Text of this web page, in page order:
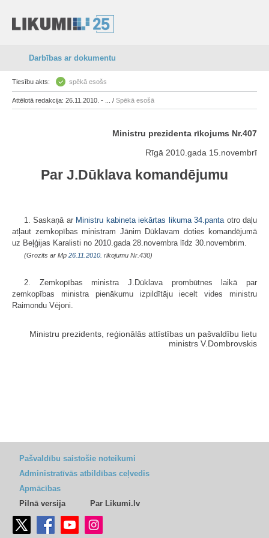
Darbības ar dokumentu
Tiesību akts: spēkā esošs
Attēlotā redakcija: 26.11.2010. - ... / Spēkā esošā
Ministru prezidenta rīkojums Nr.407
Rīgā 2010.gada 15.novembrī
Par J.Dūklava komandējumu
1. Saskaņā ar Ministru kabineta iekārtas likuma 34.panta otro daļu
atļaut zemkopības ministram Jānim Dūklavam doties komandējumā
uz Beļģijas Karalisti no 2010.gada 28.novembra līdz 30.novembrim.
(Grozīts ar Mp 26.11.2010. rīkojumu Nr.430)
2. Zemkopības ministra J.Dūklava prombūtnes laikā par
zemkopības ministra pienākumu izpildītāju iecelt vides ministru
Raimondu Vējoni.
Ministru prezidents, reģionālās attīstības un pašvaldību lietu
ministrs V.Dombrovskis
Pašvaldību saistošie noteikumi
Administratīvās atbildības ceļvedis
Apmācības
Pilnā versija
Par Likumi.lv